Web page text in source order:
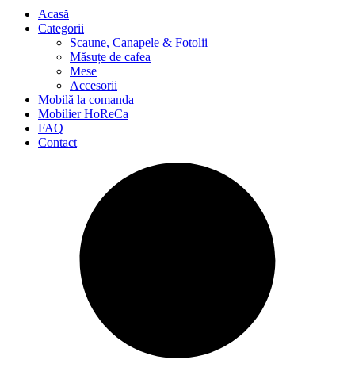
Acasă
Categorii
Scaune, Canapele & Fotolii
Măsuțe de cafea
Mese
Accesorii
Mobilă la comanda
Mobilier HoReCa
FAQ
Contact